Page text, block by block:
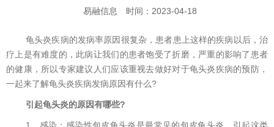
易融信息 时间：2023-04-18
龟头炎疾病的发病率原因很复杂，患者患上这样的疾病以后，治
疗上是有难度的，此病让我们的患者饱受了折磨，严重的影响了患者
的健康，所以专家建议人们应该重视去做好对于龟头炎疾病的预防，
一起来了解龟头炎疾病发病原因有什么?
引起龟头炎的原因有哪些?
1、感染：感染性包皮龟头炎是最常见的包皮龟头炎，引起这类